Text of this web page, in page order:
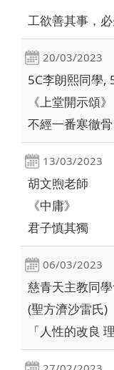
工欲善其事，
20/03/2023
5C李朗熙同學,
《上堂開示頌》
不經一番寒徹
13/03/2023
胡文煦老師
《中庸》
君子慎其獨
06/03/2023
慈青天主教同
(聖方濟沙雷氏)
「人性的改良